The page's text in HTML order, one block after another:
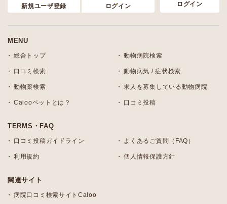
新規ユーザ登録 ログイン
ログイン
MENU
総合トップ 動物病院検索
口コミ検索 動物病気 / 症状検索
動物薬検索 求人を募集している動物病院
Calooペットとは？ 口コミ投稿
TERMS・FAQ
口コミ投稿ガイドライン よくあるご質問（FAQ）
利用規約 個人情報保護方針
関連サイト
病院口コミ検索サイトCaloo